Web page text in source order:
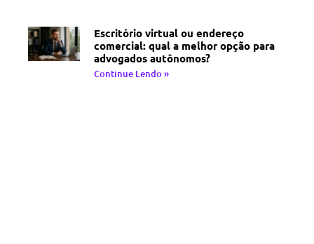
Escritório virtual ou endereço
comercial: qual a melhor opção para
advogados autônomos?
Continue Lendo »